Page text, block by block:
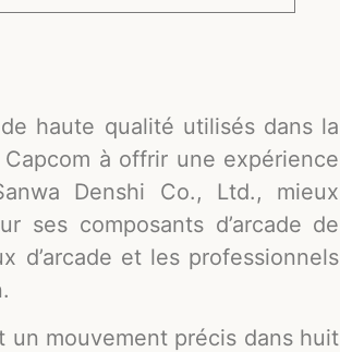
haute qualité utilisés dans la
à offrir une expérience
Denshi Co., Ltd., mieux
ses composants d’arcade de
d’arcade et les professionnels
un mouvement précis dans huit